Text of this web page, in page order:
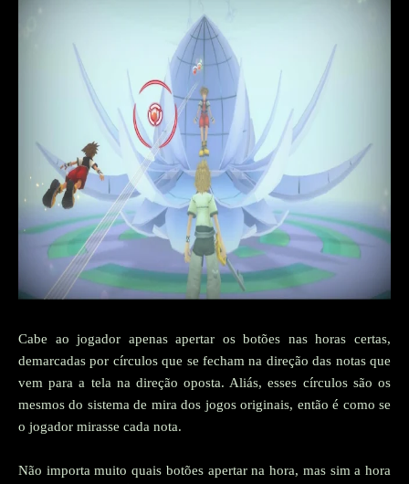
Cabe ao jogador apenas apertar os botões nas horas certas,
demarcadas por círculos que se fecham na direção das notas que
vem para a tela na direção oposta. Aliás, esses círculos são os
mesmos do sistema de mira dos jogos originais, então é como se
o jogador mirasse cada nota.
Não importa muito quais botões apertar na hora, mas sim a hora